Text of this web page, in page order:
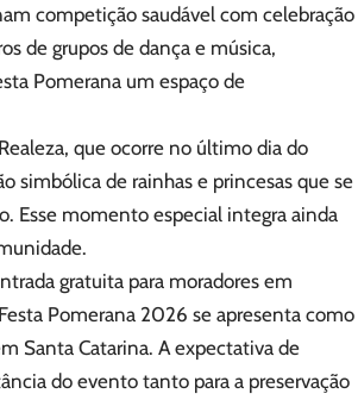
competição saudável com celebração
de grupos de dança e música,
Pomerana um espaço de
que ocorre no último dia do
simbólica de rainhas e princesas que se
Esse momento especial integra ainda
gratuita para moradores em
Pomerana 2026 se apresenta como
Santa Catarina. A expectativa de
do evento tanto para a preservação